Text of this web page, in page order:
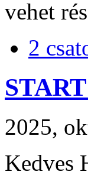
vehet
2
2025,
Kedves